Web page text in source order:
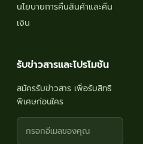
นโยบายการคืนสินค้าและคืน
เงิน
รับข่าวสารและโปรโมชัน
สมัครรับข่าวสาร เพื่อรับสิทธิ
พิเศษก่อนใคร